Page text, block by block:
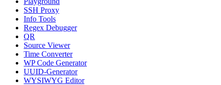
SSH Proxy
Info Tools
Regex Debugger
QR
Source Viewer
Time Converter
WP Code Generator
UUID-Generator
WYSIWYG Editor